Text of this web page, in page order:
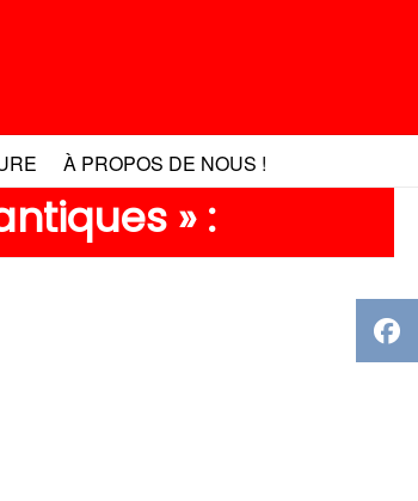
À PROPOS DE NOUS !
» :